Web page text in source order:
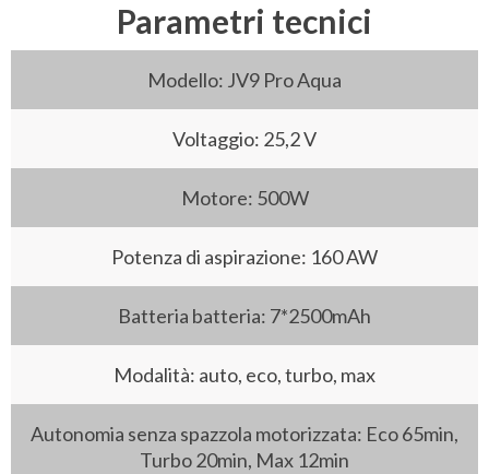
Parametri tecnici
Modello: JV9 Pro Aqua
Voltaggio: 25,2 V
Motore: 500W
Potenza di aspirazione: 160 AW
Batteria batteria: 7*2500mAh
Modalità: auto, eco, turbo, max
Autonomia senza spazzola motorizzata: Eco 65min,
Turbo 20min, Max 12min